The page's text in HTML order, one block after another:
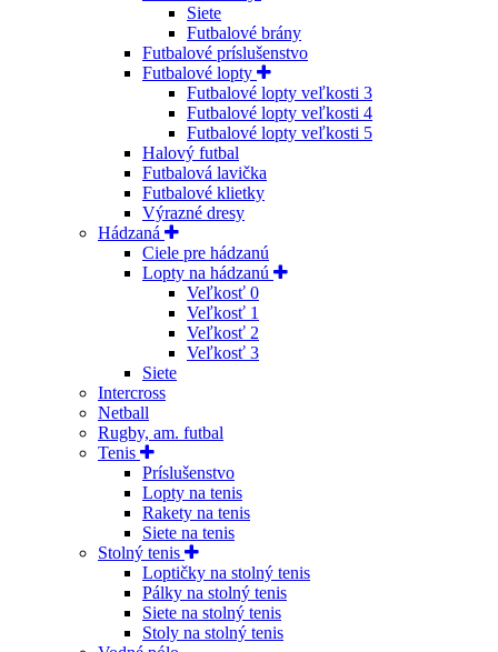
Siete
Futbalové brány
Futbalové príslušenstvo
Futbalové lopty
Futbalové lopty veľkosti 3
Futbalové lopty veľkosti 4
Futbalové lopty veľkosti 5
Halový futbal
Futbalová lavička
Futbalové klietky
Výrazné dresy
Hádzaná
Ciele pre hádzanú
Lopty na hádzanú
Veľkosť 0
Veľkosť 1
Veľkosť 2
Veľkosť 3
Siete
Intercross
Netball
Rugby, am. futbal
Tenis
Príslušenstvo
Lopty na tenis
Rakety na tenis
Siete na tenis
Stolný tenis
Loptičky na stolný tenis
Pálky na stolný tenis
Siete na stolný tenis
Stoly na stolný tenis